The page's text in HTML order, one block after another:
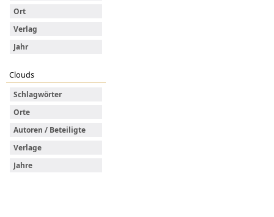
Ort
Verlag
Jahr
Clouds
Schlagwörter
Orte
Autoren / Beteiligte
Verlage
Jahre